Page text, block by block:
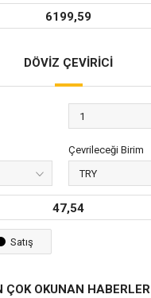
6199,59
DÖVİZ ÇEVİRİCİ
Çevrileceği Birim
47,54
Satış
ÇOK OKUNAN HABERLER